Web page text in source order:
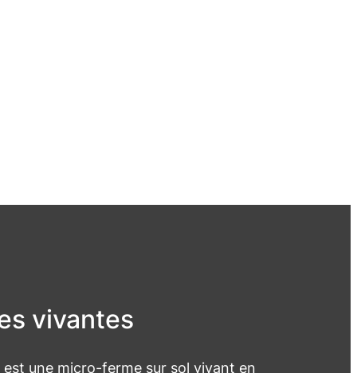
vivantes
est une micro-ferme sur sol vivant en